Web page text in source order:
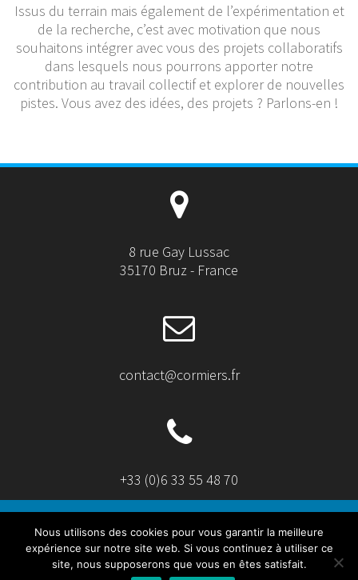
Issus du terrain mais également de l’expérimentation et
de la recherche, c’est avec motivation que nous
souhaitons intégrer avec vous des projets collaboratifs
dans lesquels nous pourrons apporter notre
contribution au travail collectif et explorer de nouvelles
pistes. Vous avez des idées, des projets ? Parlons-en !
8 rue Gay Lussac
35170 Bruz - France
contact@cormiers.fr
+33 (0)6 33 55 48 70
© 2026 Cormiers. Built using WordPress andOnePage
Nous utilisons des cookies pour vous garantir la meilleure
expérience sur notre site web. Si vous continuez à utiliser ce
site, nous supposerons que vous en êtes satisfait.